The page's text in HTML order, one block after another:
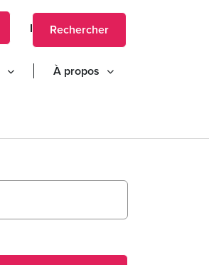
À propos
FR NL
Rechercher